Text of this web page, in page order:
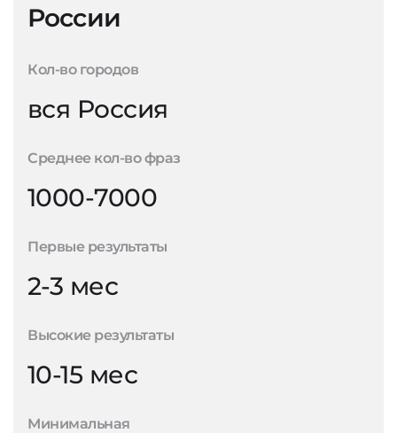
России
Кол-во городов
вся Россия
Среднее кол-во фраз
1000-7000
Первые результаты
2-3 мес
Высокие результаты
10-15 мес
Минимальная